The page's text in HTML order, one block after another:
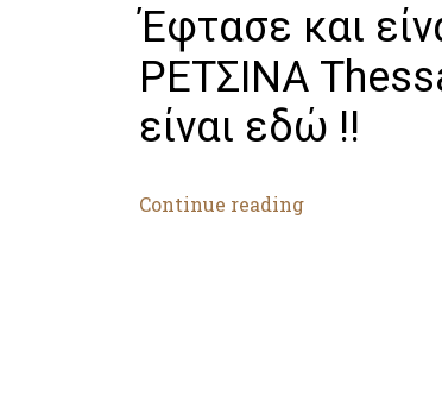
Έφτασε και
ΡΕΤΣΙΝΑ
είναι εδώ !!
Continue reading